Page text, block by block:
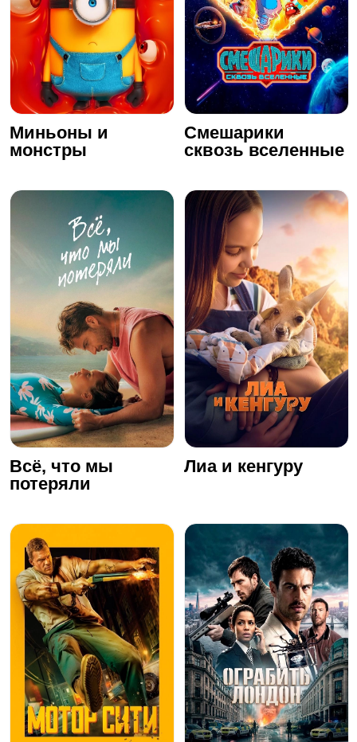
Миньоны и
монстры
Смешарики
сквозь вселенные
Всё, что мы
потеряли
Лиа и кенгуру